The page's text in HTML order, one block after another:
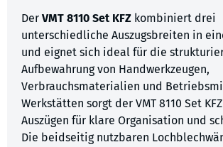
Der VMT 8110 Set KFZ kombiniert drei
unterschiedliche Auszugsbreiten in
und eignet sich ideal für die
Aufbewahrung von Handwerkzeugen,
Verbrauchsmaterialien und
Werkstätten sorgt der VMT 8110 Set
Auszügen für klare Organisation und
Die beidseitig nutzbaren